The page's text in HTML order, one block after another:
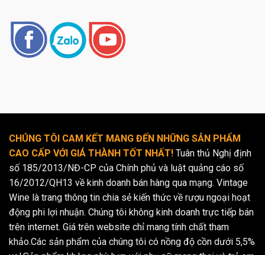
CHÚNG TÔI CAM KẾT MANG ĐẾN NHỮNG SẢN PHẨM
CAO CẤP VỚI GIÁ THÀNH TỐT NHẤT! Tuân thủ Nghị định
số 185/2013/NĐ-CP của Chính phủ và luật quảng cáo số
16/2012/QH13 về kinh doanh bán hàng qua mạng. Vintage
Wine là trang thông tin chia sẻ kiến thức về rượu ngoại hoạt
động phi lợi nhuận. Chúng tôi không kinh doanh trực tiếp bán
trên internet. Giá trên website chỉ mang tính chất tham
khảo.Các sản phẩm của chúng tôi có nồng độ cồn dưới 5,5%